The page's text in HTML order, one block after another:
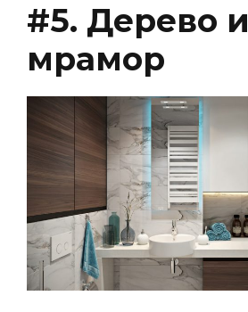
#5. Дерево и
мрамор